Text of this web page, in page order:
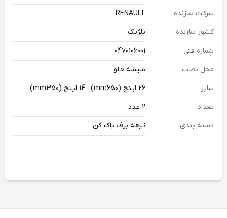
شرکت سازنده
RENAULT
کشور سازنده
بلژیک
شماره فنی
0470106001
محل نصب
شیشه جلو
سایز
26 اینچ (mm650) ، 14 اینچ (mm350)
تعداد
2 عدد
دسته بندی
تیغه برف پاک کن